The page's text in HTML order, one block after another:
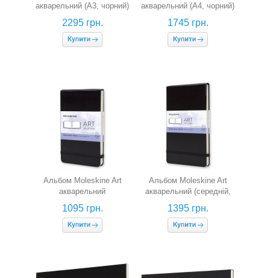
акварельний (А3, чорний)
2295 грн.
акварельний (А4, чорний)
1745 грн.
Альбом Moleskine Art
акварельний
(кишеньковий, чорний)
1095 грн.
Альбом Moleskine Art
акварельний (середній,
чорний)
1395 грн.